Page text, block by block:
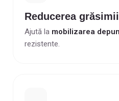
Reducerea
Ajută la mobilizarea
rezistente.